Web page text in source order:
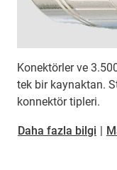
Konektörler ve
tek bir kaynaktan.
konnektör tipleri.
Daha fazla bilgi